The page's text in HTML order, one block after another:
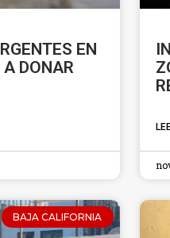
EN
DONAR
BAJA CALIFORNIA